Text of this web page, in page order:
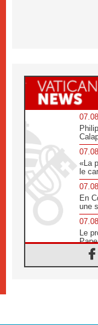
«La
le
En
une
Le
1ère